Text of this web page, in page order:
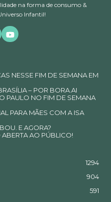
na forma de consumo &
Infantil!
NESSE FIM DE SEMANA EM
– POR BORA.AI
PAULO NO FIM DE SEMANA
PARA MÃES COM A ISA
E AGORA?
ABERTA AO PÚBLICO!
1294
904
591